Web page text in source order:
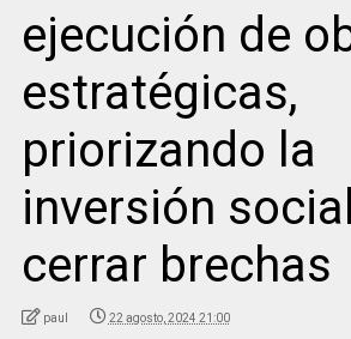
ejecución de
estratégicas,
priorizando la
inversión
cerrar brechas
paul 22 agosto, 2024 21:00